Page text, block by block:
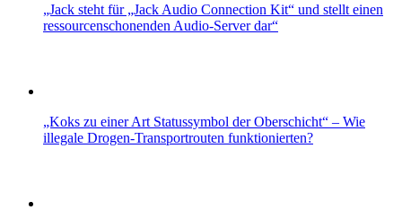
„Jack steht für „Jack Audio Connection Kit“ und stellt einen
ressourcenschonenden Audio-Server dar“
„Koks zu einer Art Statussymbol der Oberschicht“ – Wie
illegale Drogen-Transportrouten funktionierten?